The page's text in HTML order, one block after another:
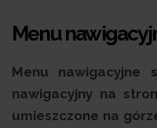
Menu
Menu nawigacyjne
nawigacyjny na
umieszczone na